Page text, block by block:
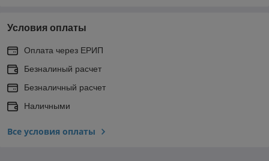
Условия оплаты
Оплата через ЕРИП
Безналиный расчет
Безналичный расчет
Наличными
Все условия оплаты